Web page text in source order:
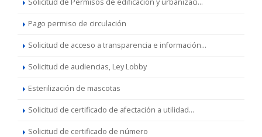
Solicitud de Permisos de edificación y urbanizaci...
Pago permiso de circulación
Solicitud de acceso a transparencia e información...
Solicitud de audiencias, Ley Lobby
Esterilización de mascotas
Solicitud de certificado de afectación a utilidad...
Solicitud de certificado de número